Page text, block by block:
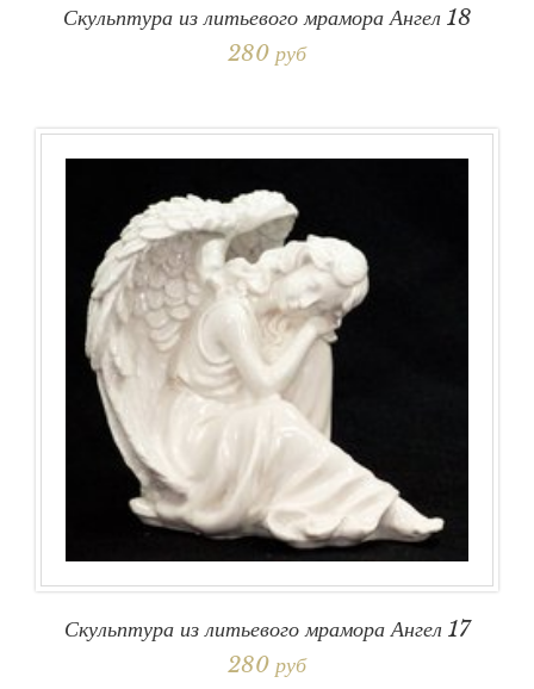
Скульптура из литьевого мрамора Ангел 18
280 руб
Скульптура из литьевого мрамора Ангел 17
280 руб